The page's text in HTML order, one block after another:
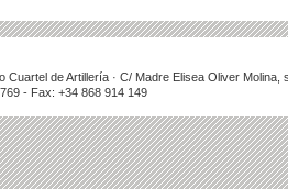
Cuartel de Artillería · C/ Madre Elisea Oliver
- Fax: +34 868 914 149